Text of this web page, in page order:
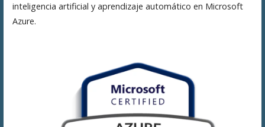
inteligencia artificial y aprendizaje automático en Microsoft
Azure.